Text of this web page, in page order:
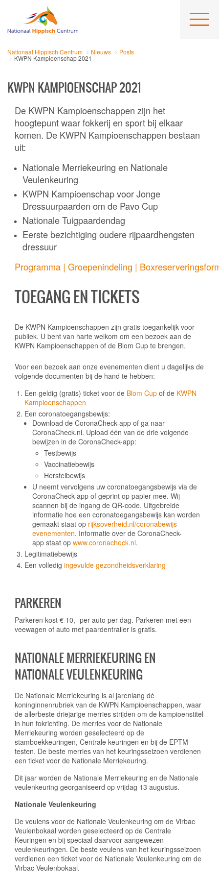
Nationaal Hippisch Centrum Nieuws Posts
KWPN Kampioenschap 2021
KWPN KAMPIOENSCHAP 2021
De KWPN Kampioenschappen zijn het
hoogtepunt waar fokkerij en sport bij elkaar
komen. De KWPN Kampioenschappen bestaan
uit:
Nationale Merriekeuring en Nationale
Veulenkeuring
KWPN Kampioenschap voor Jonge
Dressuurpaarden om de Pavo Cup
Nationale Tuigpaardendag
Eerste bezichtiging oudere rijpaardhengsten
dressuur
Programma | Groepenindeling |
TOEGANG EN TICKETS
De KWPN Kampioenschappen zijn gratis toegankelijk voor
publiek. U bent van harte welkom om een bezoek aan de
KWPN Kampioenschappen of de Blom Cup te brengen.
Voor een bezoek aan onze evenementen dient u dagelijks de
volgende documenten bij de hand te hebben:
Een geldig (gratis) ticket voor de Blom Cup of de KWPN
Kampioenschappen
Een coronatoegangsbewijs:
Download de CoronaCheck-app of ga naar
CoronaCheck.nl. Upload één van de drie volgende
bewijzen in de CoronaCheck-app:
Testbewijs
Vaccinatiebewijs
Herstelbewijs
U neemt vervolgens uw coronatoegangsbewijs via de
CoronaCheck-app of geprint op papier mee. Wij
scannen bij de ingang de QR-code. Uitgebreide
informatie hoe een coronatoegangsbewijs kan worden
gemaakt staat op rijksoverheid.nl/coronabewijs-
evenementen. Informatie over de CoronaCheck-
app staat op www.coronacheck.nl.
Legitimatiebewijs
Een volledig ingevulde gezondheidsverklaring
PARKEREN
Parkeren kost € 10,- per auto per dag. Parkeren met een
veewagen of auto met paardentrailer is gratis.
NATIONALE MERRIEKEURING EN
NATIONALE VEULENKEURING
De Nationale Merriekeuring is al jarenlang dé
koninginnenrubriek van de KWPN Kampioenschappen, waar
de allerbeste driejarige merries strijden om de kampioenstitel
in hun fokrichting. De merries voor de Nationale
Merriekeuring worden geselecteerd op de
stamboekkeuringen, Centrale keuringen en bij de EPTM-
testen. De beste merries van het keuringsseizoen verdienen
een ticket voor de Nationale Merriekeuring.
Dit jaar worden de Nationale Merriekeuring en de Nationale
veulenkeuring georganiseerd op vrijdag 13 augustus.
Nationale Veulenkeuring
De veulens voor de Nationale Veulenkeuring om de Virbac
Veulenbokaal worden geselecteerd op de Centrale
Keuringen en bij speciaal daarvoor aangewezen
veulenkeuringen. De beste veulens van het keuringsseizoen
verdienen een ticket voor de Nationale Veulenkeuring om de
Virbac Veulenbokaal.